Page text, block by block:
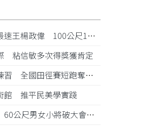
楊政偉 100公尺11秒87奪金
粘信敏多次得獎獲肯定
全國田徑賽短跑奪金摘銅
館 推平民美學實踐
尺男女小將破大會紀錄